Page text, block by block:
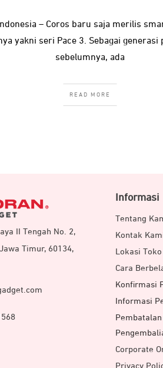
– Coros baru saja merilis
yakni seri Pace 3. Sebagai generasi
sebelumnya, ada
READ MORE
II Tengah No. 2,
Timur, 60134,
Informasi
Tentang
Kontak
Lokasi Toko
Cara
Konfirmasi
Informasi
Pembatalan
Corporate
Privacy